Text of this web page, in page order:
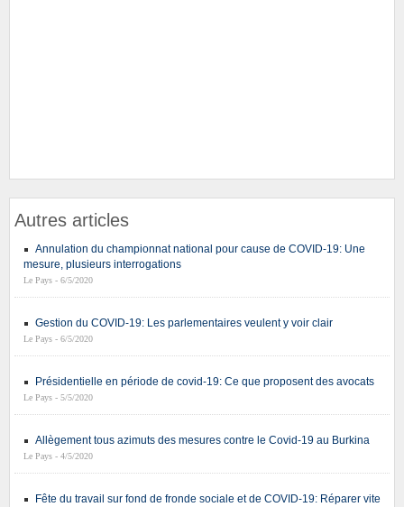
Autres articles
Annulation du championnat national pour cause de COVID-19: Une
mesure, plusieurs interrogations
Le Pays - 6/5/2020
Gestion du COVID-19: Les parlementaires veulent y voir clair
Le Pays - 6/5/2020
Présidentielle en période de covid-19: Ce que proposent des avocats
Le Pays - 5/5/2020
Allègement tous azimuts des mesures contre le Covid-19 au Burkina
Le Pays - 4/5/2020
Fête du travail sur fond de fronde sociale et de COVID-19: Réparer vite